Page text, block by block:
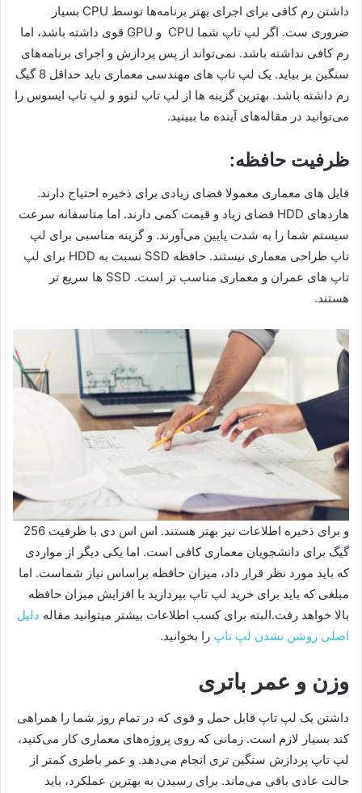
داشتن رم کافی برای اجرای بهتر برنامه‌ها توسط CPU بسیار
ضروری ست. اگر لپ تاپ شما CPU و GPU قوی داشته باشد، اما
رم کافی نداشته باشد. نمی‌تواند از پس پردازش و اجرای برنامه‌های
سنگین بر بیاید. یک لپ تاپ های مهندسی معماری باید حداقل 8 گیگ
رم داشته باشد. بهترین گزینه ها از لپ تاپ لنوو و لپ تاپ ایسوس را
می‌توانید در مقاله‌های آینده ما ببینید.
ظرفیت حافظه:
فایل های معماری معمولا فضای زیادی برای ذخیره احتیاج دارند.
هاردهای HDD فضای زیاد و قیمت کمی دارند. اما متاسفانه سرعت
سیستم شما را به شدت پایین می‌آورند. و گزینه مناسبی برای لپ
تاپ طراحی معماری نیستند. حافظه SSD نسبت به HDD برای لپ
تاپ های عمران و معماری مناسب تر است. SSD ها سریع تر
هستند.
و برای ذخیره اطلاعات نیز بهتر هستند. اس اس دی با ظرفیت 256
گیگ برای دانشجویان معماری کافی است. اما یکی دیگر از مواردی
که باید مورد نظر قرار داد، میزان حافظه براساس نیاز شماست. اما
مبلغی که باید برای خرید لپ تاپ بپردازید با افزایش میزان حافظه
بالا خواهد رفت.البته برای کسب اطلاعات بیشتر میتوانید مقاله دلیل
اصلی روشن نشدن لپ تاپ را بخوانید.
وزن و عمر باتری
داشتن یک لپ تاپ قابل حمل و قوی که در تمام روز شما را همراهی
کند بسیار لازم است. زمانی که روی پروژه‌های معماری کار می‌کنید،
لپ تاپ پردازش سنگین تری انجام می‌دهد. و عمر باطری کمتر از
حالت عادی باقی می‌ماند. برای رسیدن به بهترین عملکرد، باید